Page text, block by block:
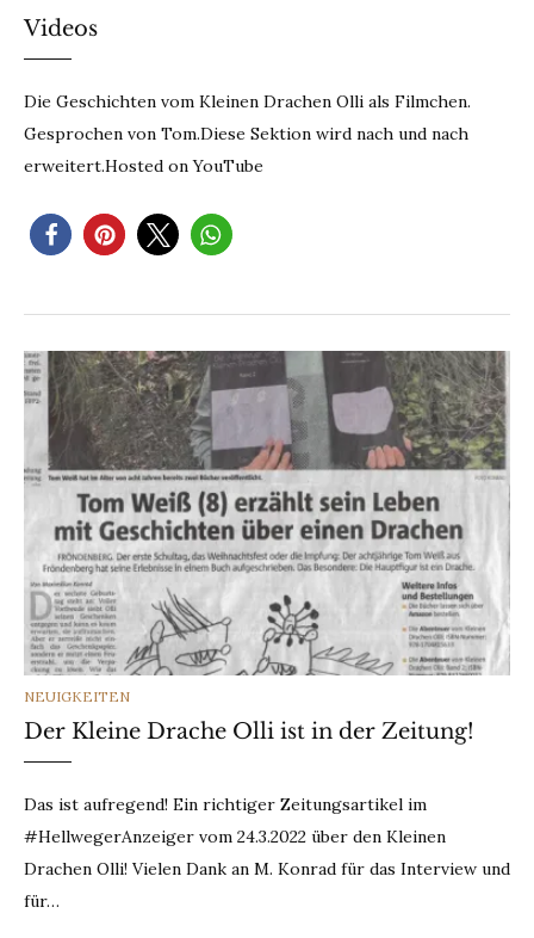
Videos
Die Geschichten vom Kleinen Drachen Olli als Filmchen.
Gesprochen von Tom.Diese Sektion wird nach und nach
erweitert.Hosted on YouTube
CATEGORIES
NEUIGKEITEN
Der Kleine Drache Olli ist in der Zeitung!
Das ist aufregend! Ein richtiger Zeitungsartikel im
#HellwegerAnzeiger vom 24.3.2022 über den Kleinen
Drachen Olli! Vielen Dank an M. Konrad für das Interview und
für…